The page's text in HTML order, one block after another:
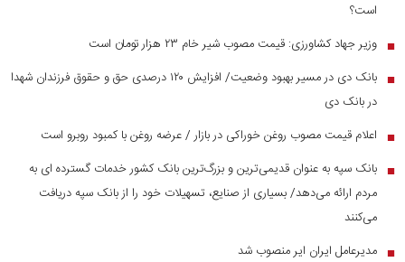
است؟
■ وزیر جهاد کشاورزی: قیمت مصوب شیر خام ۲۳ هزار تومان است
■
بانک دی در مسیر بهبود وضعیت/ افزایش ۱۲۰ درصدی حق و حقوق فرزندان شهدا
در بانک دی
■ اعلام قیمت مصوب روغن خوراکی در بازار / عرضه روغن با کمبود روبرو است
■ بانک سپه به عنوان قدیمی‌ترین و بزرگ‌ترین بانک کشور خدمات گسترده ای به
مردم ارائه می‌دهد/ بسیاری از صنایع، تسهیلات خود را از بانک سپه دریافت
می‌کنند
■ مدیرعامل ایران ایر منصوب شد